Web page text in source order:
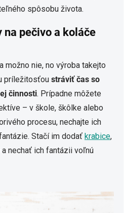
spôsobu života.
pečivo a koláče
možno nie, no výroba takejto
príležitosťou stráviť čas so
činnosti. Prípadne môžete
– v škole, škôlke alebo
procesu, nechajte ich
Stačí im dodať krabice,
nechať ich fantázii voľnú